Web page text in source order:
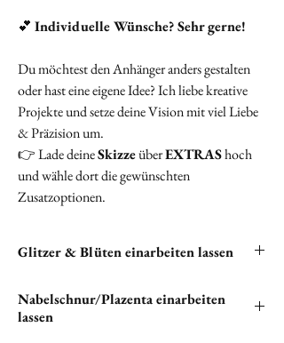
💕 Individuelle Wünsche? Sehr gerne!
Du möchtest den Anhänger anders gestalten
oder hast eine eigene Idee? Ich liebe kreative
Projekte und setze deine Vision mit viel Liebe
& Präzision um.
👉 Lade deineSkizzeüberEXTRAShoch
und wähle dort die gewünschten
Zusatzoptionen.
Glitzer & Blüten einarbeiten lassen
deine Halskette einarbeiten zu lassen. Bitte
klicken unten auf "
Nabelschnur/Plazenta einarbeiten
lassen